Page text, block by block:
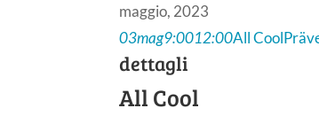
maggio, 2023
03mag9:0012:00All Cool
dettagli
All Cool